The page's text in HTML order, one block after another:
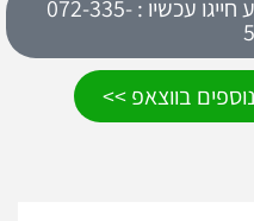
להזמנת רכב תפעולי במבצע חייגו עכשיו : 072-335-
בווצאפ >>